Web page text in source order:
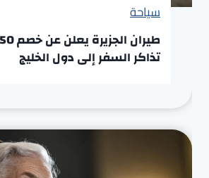
سياحة
تذاكر السفر إلى دول الخليج